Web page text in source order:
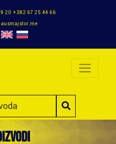
20 +382 67 25 44 66